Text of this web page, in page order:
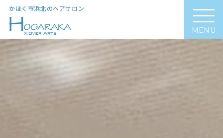
かほく市浜北のヘアサロン
MENU